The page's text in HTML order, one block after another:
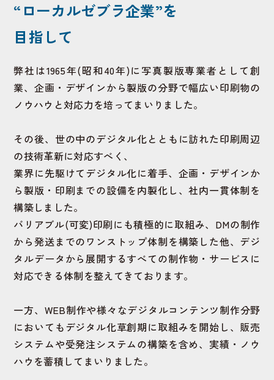
“ローカルゼブラ企業”を
目指して
弊社は1965年(昭和40年)に写真製版専業者として創
業、企画・デザインから製版の分野で幅広い印刷物の
ノウハウと対応力を培ってまいりました。
その後、世の中のデジタル化とともに訪れた印刷周辺
の技術革新に対応すべく、
業界に先駆けてデジタル化に着手、企画・デザインか
ら製版・印刷までの設備を内製化し、社内一貫体制を
構築しました。
バリアブル(可変)印刷にも積極的に取組み、DMの制作
から発送までのワンストップ体制を構築した他、 デジ
タルデータから展開するすべての制作物・サービスに
対応できる体制を整えてきております。
一方、WEB制作や様々なデジタルコンテンツ制作分野
においてもデジタル化草創期に取組みを開始し、 販売
システムや受発注システムの構築を含め、実績・ノウ
ハウを蓄積してまいりました。